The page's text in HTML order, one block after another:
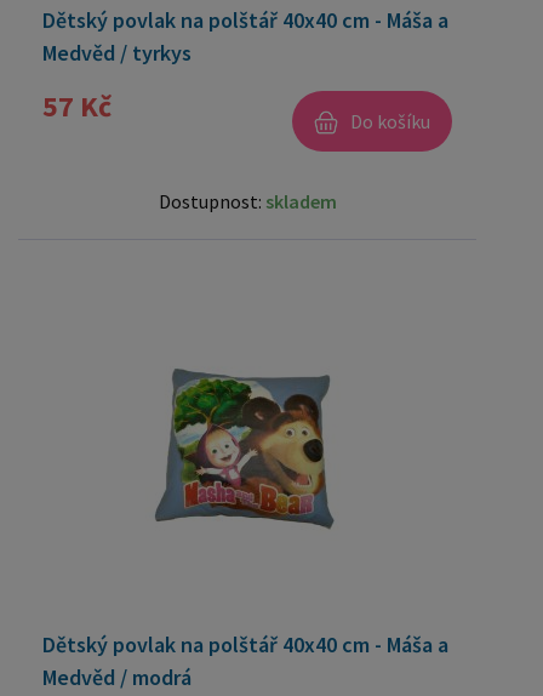
Dětský povlak na polštář 40x40 cm - Máša a
Medvěd / tyrkys
57 Kč Do košíku
Dostupnost: skladem
Dětský povlak na polštář 40x40 cm - Máša a
Medvěd / modrá